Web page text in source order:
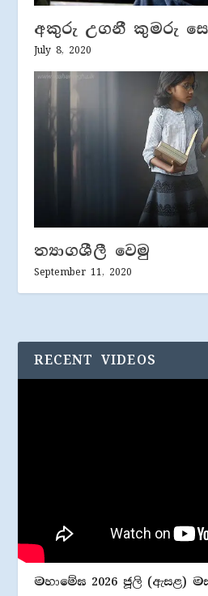
අකුරු උගනී කුමරු
July 8, 2020
ත්‍යාගශීලී වෙමු
September 11, 2020
RECENT VIDEOS
මහාමේඝ 2026 ජූලි (​ඇසළ)